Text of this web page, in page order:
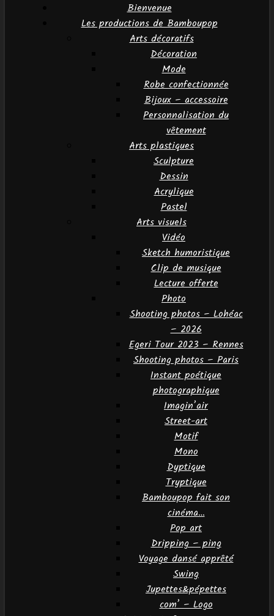
Bienvenue
Les productions de Bamboupop
Arts décoratifs
Décoration
Mode
Robe confectionnée
Bijoux – accessoire
Personnalisation du
vêtement
Arts plastiques
Sculpture
Dessin
Acrylique
Pastel
Arts visuels
Vidéo
Sketch humoristique
Clip de musique
Lecture offerte
Photo
Shooting photos – Lohéac
– 2026
Egeri Tour 2023 – Rennes
Shooting photos – Paris
Instant poétique
photographique
Imagin’air
Street-art
Motif
Mono
Dyptique
Tryptique
Bamboupop fait son
cinéma…
Pop art
Dripping – ping
Voyage dansé apprêté
Swing
Jupettes&pépettes
com’ – Logo